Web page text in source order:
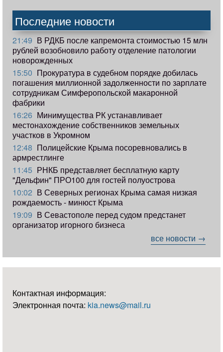
Последние новости
21:49 В РДКБ после капремонта стоимостью 15 млн
рублей возобновило работу отделение патологии
новорожденных
15:50 Прокуратура в судебном порядке добилась
погашения миллионной задолженности по зарплате
сотрудникам Симферопольской макаронной
фабрики
16:26 Минимущества РК устанавливает
местонахождение собственников земельных
участков в Укромном
12:48 Полицейские Крыма посоревновались в
армрестлинге
11:45 РНКБ представляет бесплатную карту
"Дельфин" ПРО100 для гостей полуострова
10:02 В Северных регионах Крыма самая низкая
рождаемость - минюст Крыма
19:09 В Севастополе перед судом предстанет
организатор игорного бизнеса
все новости →
Контактная информация:
Электронная почта: kia.news@mail.ru